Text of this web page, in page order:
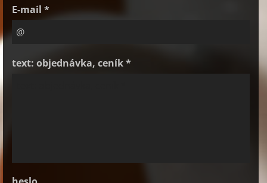
E-mail *
text: objednávka, ceník *